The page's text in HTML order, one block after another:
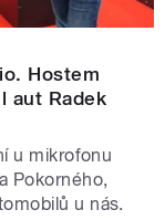
Hostem
aut Radek
u mikrofonu
Pokorného,
u nás.